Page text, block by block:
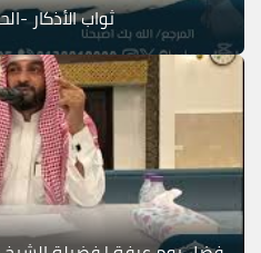
ثواب الأذكار -